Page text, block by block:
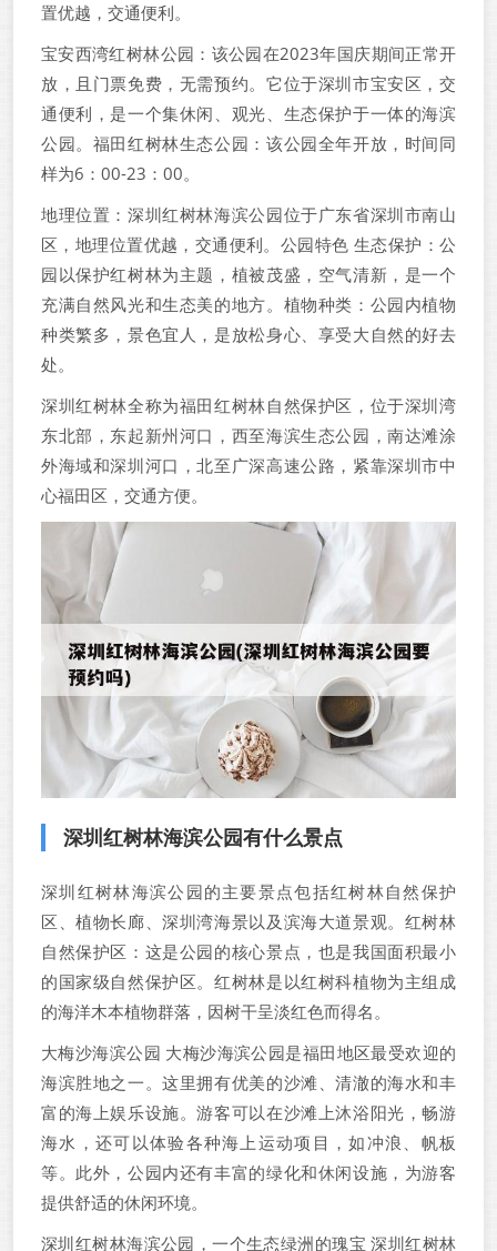
置优越，交通便利。
宝安西湾红树林公园：该公园在2023年国庆期间正常开
放，且门票免费，无需预约。它位于深圳市宝安区，交
通便利，是一个集休闲、观光、生态保护于一体的海滨
公园。福田红树林生态公园：该公园全年开放，时间同
样为6：00-23：00。
地理位置：深圳红树林海滨公园位于广东省深圳市南山
区，地理位置优越，交通便利。公园特色 生态保护：公
园以保护红树林为主题，植被茂盛，空气清新，是一个
充满自然风光和生态美的地方。植物种类：公园内植物
种类繁多，景色宜人，是放松身心、享受大自然的好去
处。
深圳红树林全称为福田红树林自然保护区，位于深圳湾
东北部，东起新州河口，西至海滨生态公园，南达滩涂
外海域和深圳河口，北至广深高速公路，紧靠深圳市中
心福田区，交通方便。
深圳红树林海滨公园有什么景点
深圳红树林海滨公园的主要景点包括红树林自然保护
区、植物长廊、深圳湾海景以及滨海大道景观。红树林
自然保护区：这是公园的核心景点，也是我国面积最小
的国家级自然保护区。红树林是以红树科植物为主组成
的海洋木本植物群落，因树干呈淡红色而得名。
大梅沙海滨公园 大梅沙海滨公园是福田地区最受欢迎的
海滨胜地之一。这里拥有优美的沙滩、清澈的海水和丰
富的海上娱乐设施。游客可以在沙滩上沐浴阳光，畅游
海水，还可以体验各种海上运动项目，如冲浪、帆板
等。此外，公园内还有丰富的绿化和休闲设施，为游客
提供舒适的休闲环境。
深圳红树林海滨公园，一个生态绿洲的瑰宝 深圳红树林